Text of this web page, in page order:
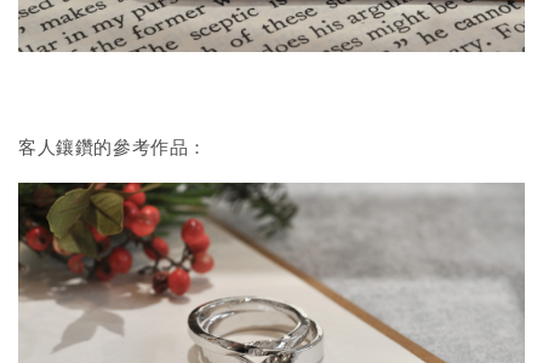
客人鑲鑽的參考作品：